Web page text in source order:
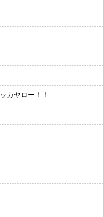
カヤロー！！